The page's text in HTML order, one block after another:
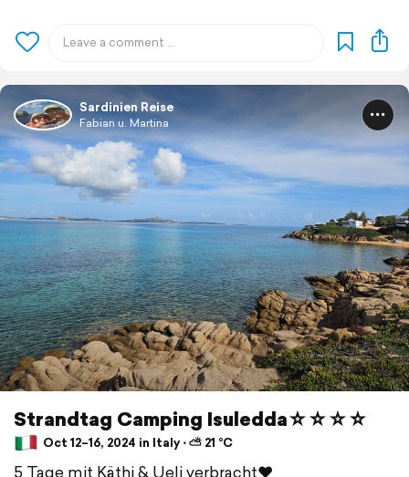
Sardinien Reise
Fabian u. Martina
Strandtag Camping Isuledda☆☆☆☆
Oct 12–16, 2024 in Italy ⋅ ⛅ 21 °C
5 Tage mit Käthi & Ueli verbracht❤️